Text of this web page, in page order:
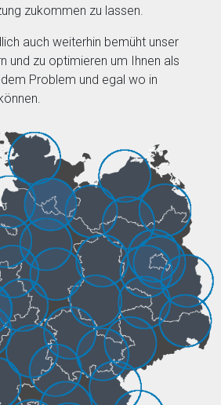
zukommen zu lassen.
auch weiterhin bemüht unser
und zu optimieren um Ihnen als
Problem und egal wo in